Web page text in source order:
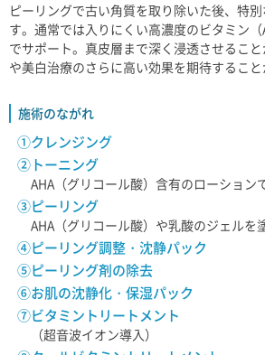
ピーリングで古い角質を取り除いた後、特
す。通常では入りにくい高濃度のビタミン
でサポート。真皮層まで深く浸透させるこ
や美白治療のさらに高い効果を期待すること
施術のながれ
①クレンジング
②トーニング
AHA（グリコール酸）含有のローション
③ピーリング
AHA（グリコール酸）や乳酸のジェルを
④ピーリング調整・沈静パック
⑤ピーリング剤の除去
⑥お肌の沈静化・保湿パック
⑦ビタミントリートメント
（超音波イオン導入）